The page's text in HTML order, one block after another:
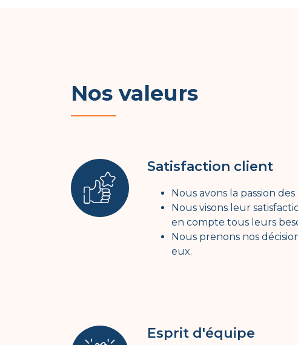
Nos valeurs
Satisfaction client
Nous avons la passion des
Nous visons leur
en compte tous leurs
Nous prenons nos
eux.
Esprit d'équipe